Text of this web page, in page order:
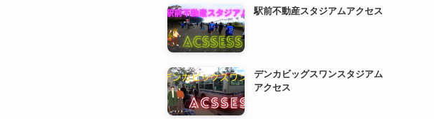
駅前不動産スタジアムアクセス
デンカビッグスワンスタジアム
アクセス